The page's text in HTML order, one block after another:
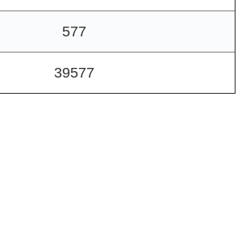
577
39577